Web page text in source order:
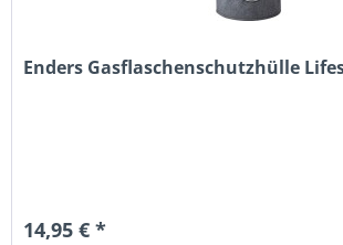
Enders Gasflaschenschutzhülle
14,95 € *